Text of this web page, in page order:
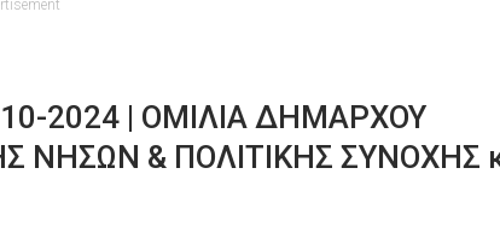
2024 | ΟΜΙΛΙΑ ΔΗΜΑΡΧΟΥ
ΝΗΣΩΝ & ΠΟΛΙΤΙΚΗΣ ΣΥΝΟΧΗΣ